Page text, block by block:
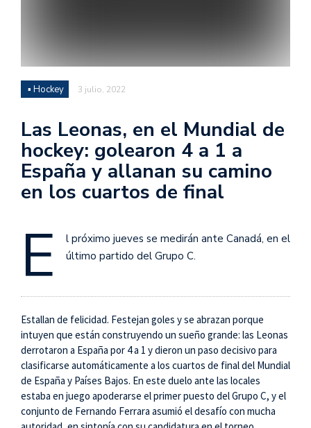
▪ Hockey 3 julio, 2022
Las Leonas, en el Mundial de
hockey: golearon 4 a 1 a
España y allanan su camino
en los cuartos de final
E
l próximo jueves se medirán ante Canadá, en el
último partido del Grupo C.
Estallan de felicidad. Festejan goles y se abrazan porque
intuyen que están construyendo un sueño grande: las Leonas
derrotaron a España por 4 a 1 y dieron un paso decisivo para
clasificarse automáticamente a los cuartos de final del Mundial
de España y Países Bajos. En este duelo ante las locales
estaba en juego apoderarse el primer puesto del Grupo C, y el
conjunto de Fernando Ferrara asumió el desafío con mucha